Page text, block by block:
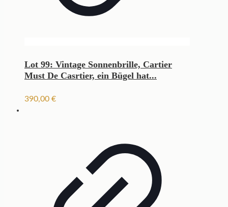
Lot 99: Vintage Sonnenbrille, Cartier
Must De Casrtier, ein Bügel hat...
390,00 €